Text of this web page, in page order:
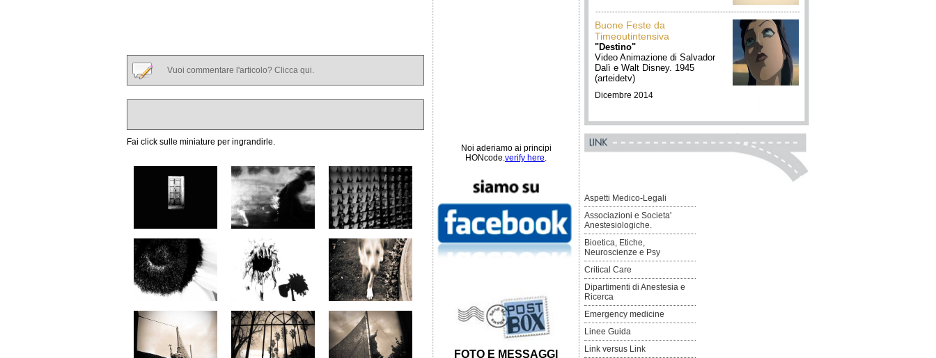
Vuoi commentare l'articolo? Clicca qui.
Fai click sulle miniature per ingrandirle.
Buone Feste da
Timeoutintensiva
"Destino"
Video Animazione di Salvador
Dalì e Walt Disney. 1945
(arteidetv)
Dicembre 2014
Noi aderiamo ai principi
HONcode.verify here.
FOTO E MESSAGGI
Aspetti Medico-Legali
Associazioni e Societa'
Anestesiologiche.
Bioetica, Etiche,
Neuroscienze e Psy
Critical Care
Dipartimenti di Anestesia e
Ricerca
Emergency medicine
Linee Guida
Link versus Link